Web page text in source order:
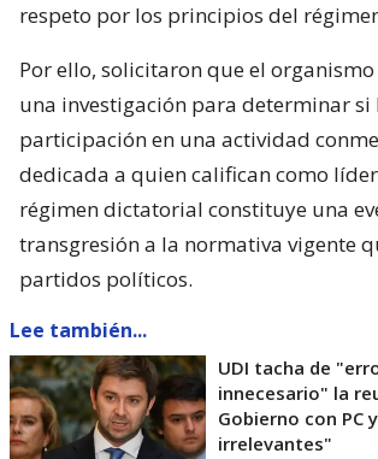
respeto por los principios del
Por ello, solicitaron que el
una investigación para determinar si
participación en una actividad
dedicada a quien califican como
régimen dictatorial constituye una
transgresión a la normativa vigente
partidos políticos.
Lee también...
UDI tacha de
innecesario" la
Gobierno con PC
irrelevantes"